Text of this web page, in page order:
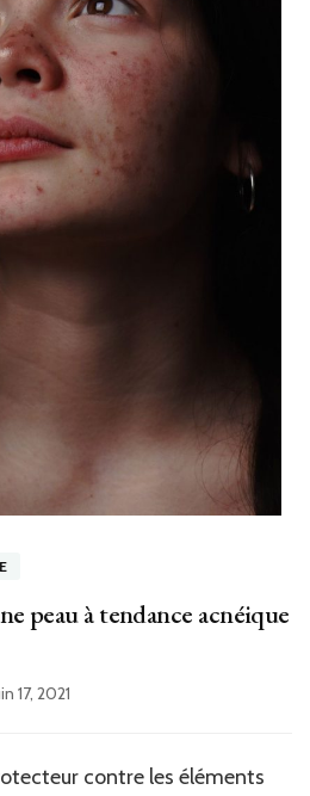
peau à tendance acnéique
17, 2021
contre les éléments